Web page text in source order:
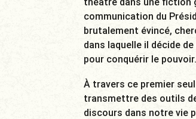
communication du
brutalement évincé,
dans laquelle il décide
pour conquérir le
À travers ce premier
transmettre des outils
discours dans notre vie